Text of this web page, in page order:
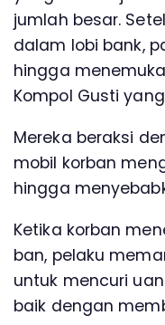
jumlah besar.
dalam lobi bank,
hingga
Kompol Gusti
Mereka beraksi
mobil korban
hingga
Ketika korban
ban, pelaku
untuk mencuri
baik dengan